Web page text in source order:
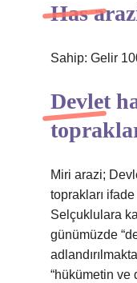
Has
Sahip: Gelir
Devlet
Miri arazi;
toprakları
Selçuklulara
günümüzde
“hükümetin ve